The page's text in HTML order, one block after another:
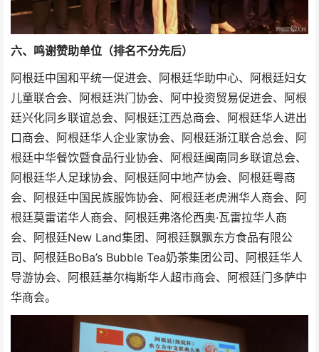
六、鸣谢赞助单位（排名不分先后）
阿根廷中国和平统一促进会、阿根廷华助中心、阿根廷妇女
儿童联合会、阿根廷洪门协会、阿中投资贸易促进会、阿根
廷兴化同乡联谊总会、阿根廷江西总商会、阿根廷华人进出
口商会、阿根廷华人企业家协会、阿根廷浙江联合总会、阿
根廷中华餐饮暨食品行业协会、阿根廷闽南同乡联谊总会、
阿根廷华人足球协会、阿根廷阿中地产协会、阿根廷粤商
会、阿根廷中国民族服饰协会、阿根廷老虎洲华人商会、阿
根廷莫雷诺华人商会、阿根廷弗洛伦西奥·瓦雷拉华人商
会、阿根廷New Land集团、阿根廷飘飘东方食品有限公
司、阿根廷BoBa’s Bubble Tea奶茶集团公司、阿根廷华人
导游协会、阿根廷基尔梅斯华人超市商会、阿根廷门多萨中
华商会。